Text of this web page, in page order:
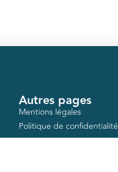
Autres pages
Mentions légales
Politique de confidentialité